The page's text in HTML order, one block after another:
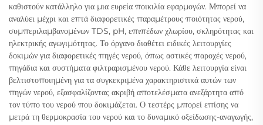
καθιστούν κατάλληλο για μια ευρεία ποικιλία εφαρμογών. Μπορεί να
αναλύει μέχρι και επτά διαφορετικές παραμέτρους ποιότητας νερού,
συμπεριλαμβανομένων TDS, pH, επιπέδων χλωρίου, σκληρότητας και
ηλεκτρικής αγωγιμότητας. Το όργανο διαθέτει ειδικές λειτουργίες
δοκιμών για διαφορετικές πηγές νερού, όπως αστικές παροχές νερού,
πηγάδια και συστήματα φιλτραρισμένου νερού. Κάθε λειτουργία είναι
βελτιστοποιημένη για τα συγκεκριμένα χαρακτηριστικά αυτών των
πηγών νερού, εξασφαλίζοντας ακριβή αποτελέσματα ανεξάρτητα από
τον τύπο του νερού που δοκιμάζεται. Ο τεστέρς μπορεί επίσης να
μετρά τη θερμοκρασία του νερού και το δυναμικό οξείδωσης-αναγωγής,